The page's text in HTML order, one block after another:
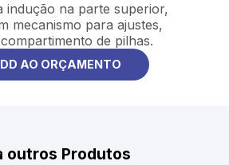
indução na parte superior,
mecanismo para ajustes,
de pilhas.
AO ORÇAMENTO
outros Produtos